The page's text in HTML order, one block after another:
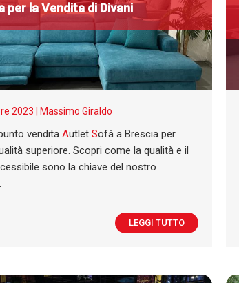
per la Vendita di Divani
2023 | Massimo Giraldo
vendita Autlet Sofà a Brescia per
superiore. Scopri come la qualità e il
sono la chiave del nostro
LEGGI TUTTO